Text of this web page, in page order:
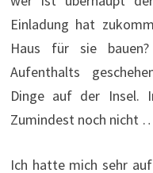
Einladung hat
Haus für sie
Aufenthalts
Dinge auf der Insel.
Zumindest noch nicht
Ich hatte mich sehr